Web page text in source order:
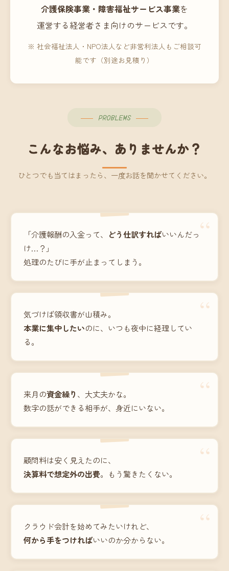
介護保険事業・障害福祉サービス事業を
運営する経営者さま向けのサービスです。
※ 社会福祉法人・NPO法人など非営利法人もご相談可
能です（別途お見積り）
PROBLEMS
こんなお悩み、ありませんか？
ひとつでも当てはまったら、一度お話を聞かせてください。
“
「介護報酬の入金って、 どう仕訳すればいいんだっ
け…？」
処理のたびに手が止まってしまう。
“
気づけば領収書が山積み。
本業に集中したいのに、いつも夜中に経理してい
る。
“
来月の資金繰り 、大丈夫かな。
数字の話ができる相手が、身近にいない。
“
顧問料は安く見えたのに、
決算料で想定外の出費。もう驚きたくない。
“
クラウド会計を始めてみたいけれど、
何から手をつければいいのか分からない。